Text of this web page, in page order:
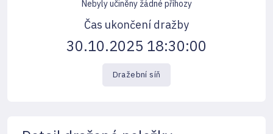
Nebyly učiněny žádné příhozy
Čas ukončení dražby
30.10.2025 18:30:00
Dražební síň